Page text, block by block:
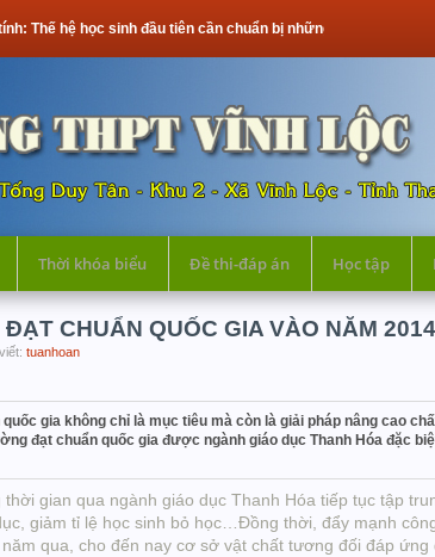
sinh đầu tiên cần chuẩn bị những gì?
Thời khóa biểu Đề thi-đáp án Học tập
CHUẨN QUỐC GIA VÀO NĂM 2014
tuanhoan
gia không chỉ là mục tiêu mà còn là giải pháp nâng cao
đạt chuẩn quốc gia được ngành giáo dục Thanh Hóa đặc
gian qua ngành giáo dục Thanh Hóa tiếp tục tập
giảm tỉ lệ học sinh bỏ học…Đồng thời, đẩy mạnh
qua, cho đến nay cơ sở vật chất tương đối đáp